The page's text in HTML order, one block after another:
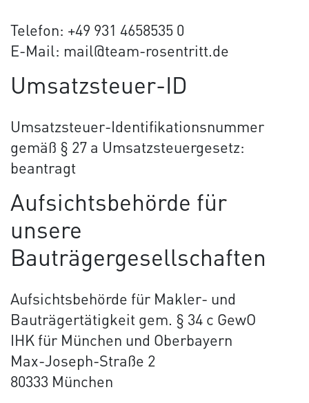
Telefon: +49 931 4658535 0
E-Mail: mail@team-rosentritt.de
Umsatzsteuer-ID
Umsatzsteuer-Identifikationsnummer
gemäß § 27 a Umsatzsteuergesetz:
beantragt
Aufsichtsbehörde für
unsere
Bauträgergesellschaften
Aufsichtsbehörde für Makler- und
Bauträgertätigkeit gem. § 34 c GewO
IHK für München und Oberbayern
Max-Joseph-Straße 2
80333 München